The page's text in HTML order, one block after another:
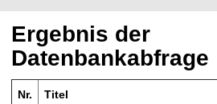
m
u
f
u
Ergebnis der
Datenbankabfrage
Nr. Titel